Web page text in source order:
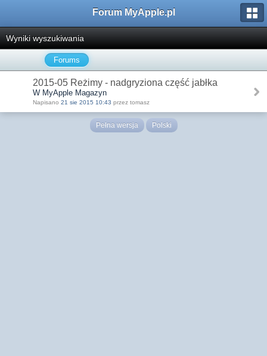
Forum MyApple.pl
Wyniki wyszukiwania
Forums
2015-05 Reżimy - nadgryziona część jabłka
W MyApple Magazyn
Napisano 21 sie 2015 10:43 przez tomasz
Pełna wersja Polski